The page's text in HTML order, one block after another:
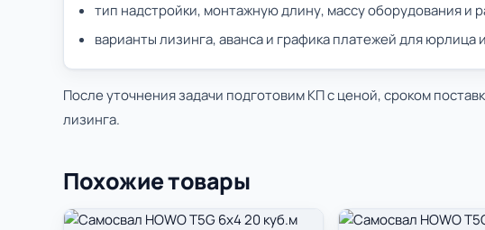
тип надстройки, монтажную длину, массу оборудования и
варианты лизинга, аванса и графика платежей для юрлица
После уточнения задачи подготовим КП с ценой, сроком
лизинга.
Похожие товары